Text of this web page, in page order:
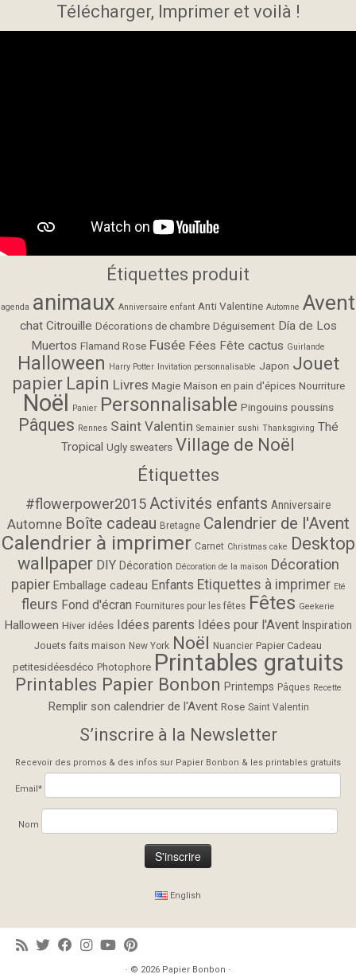
Télécharger, Imprimer et voilà !
Étiquettes produit
agenda animaux Anniversaire enfant Anti Valentine Automne Avent
chat Citrouille Décorations de chambre Déguisement Día de Los
Muertos Flamand Rose Fusée Fées Fête cactus Guirlande
Halloween Harry Potter Invitation personnalisable Japon Jouet
papier Lapin Livres Magie Maison en pain d'épices Nourriture
Noël Panier Personnalisable Pingouins poussins
Pâques Rennes Saint Valentin Semainier sushi Thanksgiving Thé
Tropical Ugly sweaters Village de Noël
Étiquettes
#flowerpower2015 Activités enfants Anniversaire
Automne Boîte cadeau Bretagne Calendrier de l'Avent
Calendrier à imprimer Carnet Christmas cake Desktop
wallpaper DIY Décoration Décoration de la maison Décoration
papier Emballage cadeau Enfants Etiquettes à imprimer Eté
fleurs Fond d'écran Fournitures pour les fêtes Fêtes Geekerie
Halloween Hiver idées Idées parents Idées pour l'Avent Inspiration
Jouets faits maison New York Noël Nuancier Papier Cadeau
petitesidéesdéco Photophore Printables gratuits
Printables Papier Bonbon Printemps Pâques Recette
Remplir son calendrier de l'Avent Rose Saint Valentin
S’inscrire à la Newsletter
Recevoir des promos & des infos sur Papier Bonbon & les printables gratuits
Email*
Nom
English
· © 2026 Papier Bonbon ·